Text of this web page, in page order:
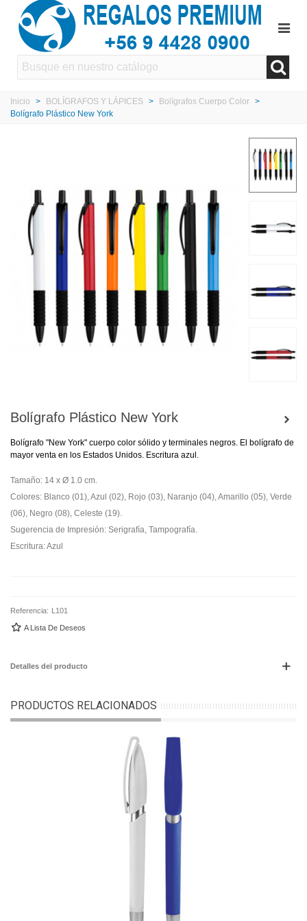
Inicio > BOLÍGRAFOS Y LÁPICES > Bolígrafos Cuerpo Color >
Bolígrafo Plástico New York
Bolígrafo Plástico New York
Bolígrafo "New York" cuerpo color sólido y terminales negros. El bolígrafo de
mayor venta en los Estados Unidos. Escritura azul.
Tamaño: 14 x Ø 1.0 cm.
Colores: Blanco (01), Azul (02), Rojo (03), Naranjo (04), Amarillo (05), Verde
(06), Negro (08), Celeste (19).
Sugerencia de Impresión: Serigrafía, Tampografía.
Escritura: Azul
Referencia: L101
A Lista De Deseos
Detalles del producto
PRODUCTOS RELACIONADOS